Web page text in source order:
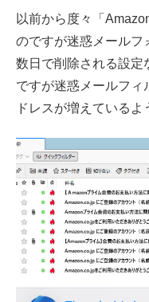
以前から度々「
のですが迷惑メールフ
数日で削除される設定
ですが迷惑メールフィ
ドレスが増えているよ